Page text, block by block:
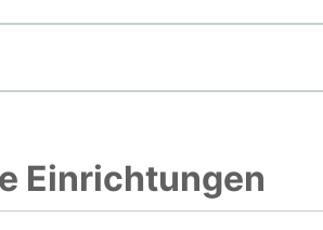
Einrichtungen